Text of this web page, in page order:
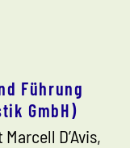
Führung
GmbH)
D’Avis,